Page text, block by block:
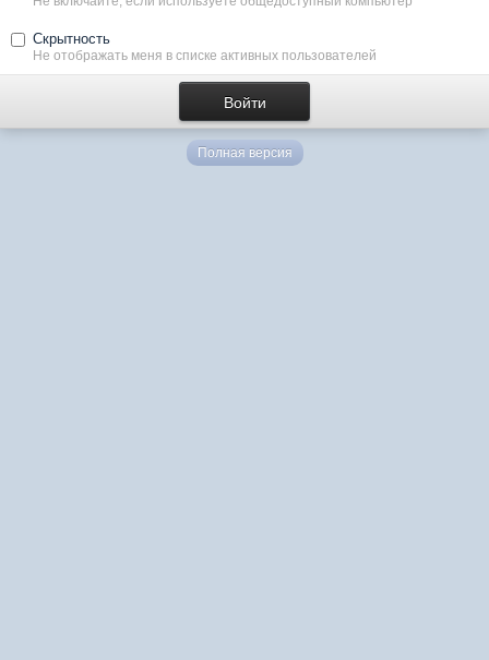
Скрытность
Не отображать меня в списке активных пользователей
Полная версия